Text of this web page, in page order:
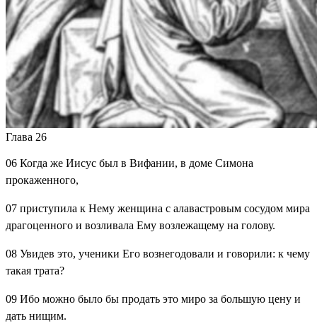
Глава 26
06 Когда же Иисус был в Вифании, в доме Симона
прокаженного,
07 приступила к Нему женщина с алавастровым сосудом мира
драгоценного и возливала Ему возлежащему на голову.
08 Увидев это, ученики Его вознегодовали и говорили: к чему
такая трата?
09 Ибо можно было бы продать это миро за большую цену и
дать нищим.